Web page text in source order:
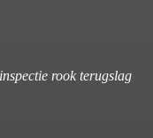
rook terugslag